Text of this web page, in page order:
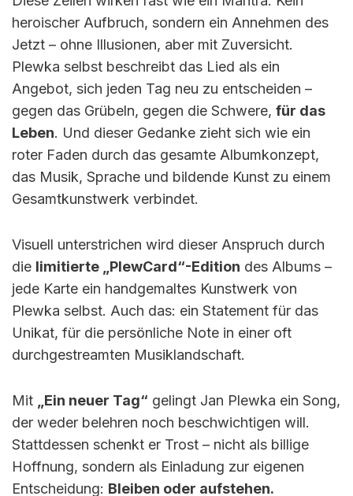
heroischer Aufbruch, sondern ein Annehmen des
Jetzt – ohne Illusionen, aber mit Zuversicht.
Plewka selbst beschreibt das Lied als ein
Angebot, sich jeden Tag neu zu entscheiden –
gegen das Grübeln, gegen die Schwere, für das
Leben. Und dieser Gedanke zieht sich wie ein
roter Faden durch das gesamte Albumkonzept,
das Musik, Sprache und bildende Kunst zu einem
Gesamtkunstwerk verbindet.
Visuell unterstrichen wird dieser Anspruch durch
die limitierte „PlewCard“-Edition des Albums –
jede Karte ein handgemaltes Kunstwerk von
Plewka selbst. Auch das: ein Statement für das
Unikat, für die persönliche Note in einer oft
durchgestreamten Musiklandschaft.
Mit „Ein neuer Tag“ gelingt Jan Plewka ein Song,
der weder belehren noch beschwichtigen will.
Stattdessen schenkt er Trost – nicht als billige
Hoffnung, sondern als Einladung zur eigenen
Entscheidung: Bleiben oder aufstehen.